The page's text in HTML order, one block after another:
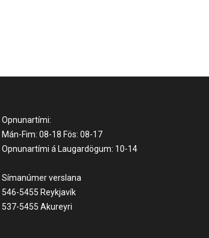
Opnunartími:
Mán-Fim: 08-18 Fös: 08-17
Opnunartími á Laugardögum: 10-14
Símanúmer verslana
546-5455 Reykjavík
537-5455 Akureyri